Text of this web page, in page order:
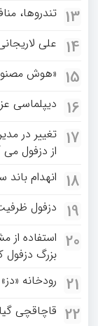
13 تندروها،
14 علی
15 «هوش
16 دیپلماسی
17 تغییر در
از دزفول می
18 انهدام
19 دزفول
20
بزرگ دزفول
21 رودخانه
22 قاچاقچی